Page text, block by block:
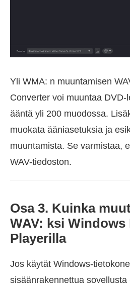
Yli WMA: n muuntamisen
Converter voi muuntaa DVD-
ääntä yli 200 muodossa.
muokata ääniasetuksia ja
muuntamista. Se varmistaa,
WAV-tiedoston.
Osa 3. Kuinka
WAV: ksi Windows
Playerilla
Jos käytät Windows-
sisäänrakennettua sovellusta